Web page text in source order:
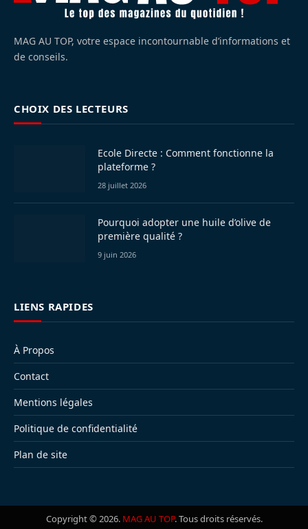
MAG AU TOP, votre espace incontournable d’informations et
de conseils.
CHOIX DES LECTEURS
Ecole Directe : Comment fonctionne la
plateforme ?
28 juillet 2026
Pourquoi adopter une huile d’olive de
première qualité ?
9 juin 2026
LIENS RAPIDES
À Propos
Contact
Mentions légales
Politique de confidentialité
Plan de site
Copyright © 2026. MAG AU TOP. Tous droits réservés.